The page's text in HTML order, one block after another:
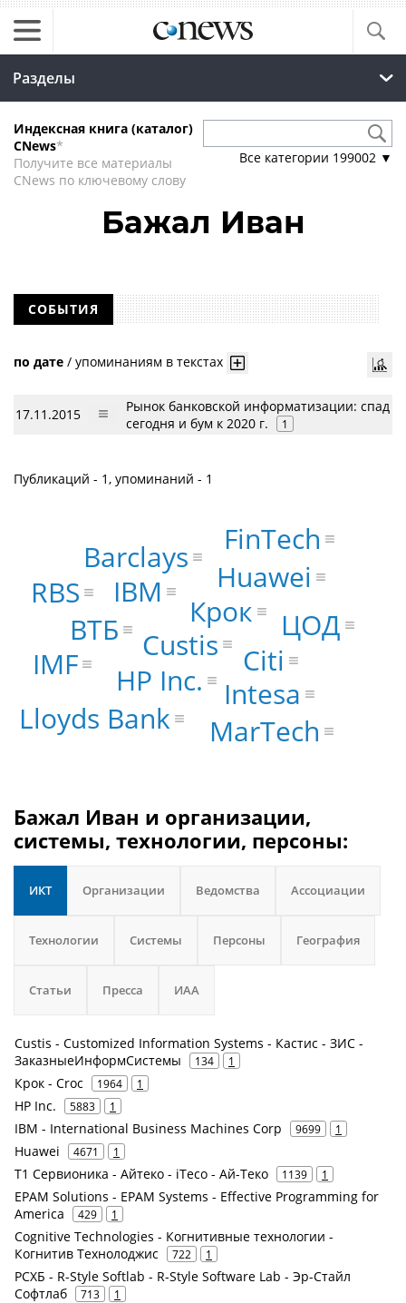
Разделы
Индексная книга (каталог)
CNews*
Получите все материалы
CNews по ключевому слову
Все категории 199002 ▼
Бажал Иван
СОБЫТИЯ
по дате / упоминаниям в текстах
17.11.2015
Рынок банковской информатизации: спад
сегодня и бум к 2020 г.
1
Публикаций - 1, упоминаний - 1
Custis
Крок
HP Inc.
IBM Huawei
Intesa
Citi
ВТБ
Barclays
Lloyds Bank
RBS
IMF
ЦОД
MarTech
FinTech
Бажал Иван и организации,
системы, технологии, персоны:
ИКТ Организации Ведомства Ассоциации
Технологии Системы Персоны География
Статьи Пресса ИАА
Custis - Customized Information Systems - Кастис - ЗИС -
ЗаказныеИнформСистемы
134 1
Крок - Croc 1964 1
HP Inc. 5883 1
IBM - International Business Machines Corp 9699 1
Huawei 4671 1
Т1 Сервионика - Айтеко - iTeco - Ай-Теко 1139 1
EPAM Solutions - EPAM Systems - Effective Programming for
America
429 1
Cognitive Technologies - Когнитивные технологии -
Когнитив Технолоджис
722 1
РСХБ - R-Style Softlab - R-Style Software Lab - Эр-Стайл
Софтлаб
713 1